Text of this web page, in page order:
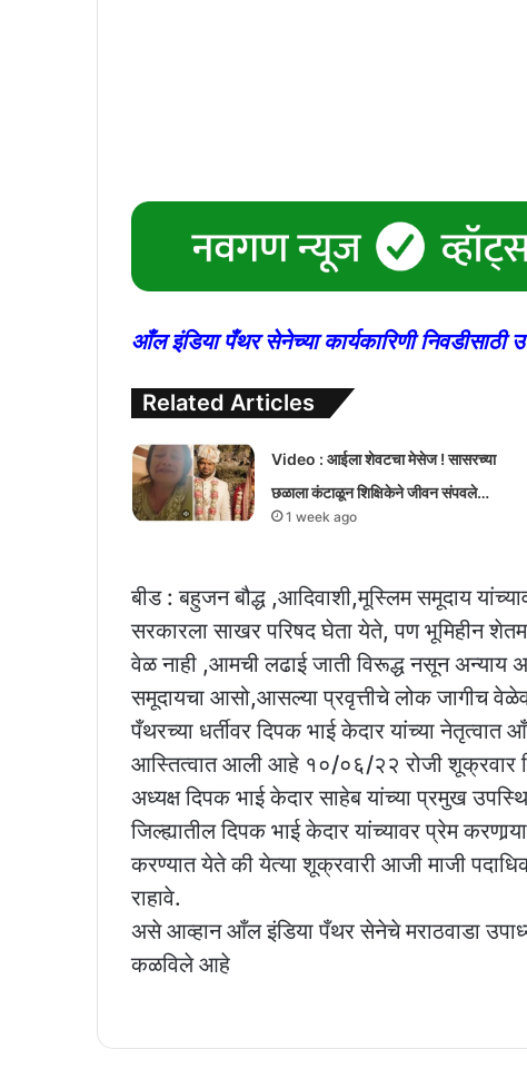
आँल इंडिया पँथर सेनेच्या कार्यकारिणी
Related Articles
Video : आईला शेवटचा मेसेज ! सासरच्या
छळाला कंटाळून शिक्षिकेने जीवन संपवले…
1 week ago
बीड : बहुजन बौद्ध ,आदिवाशी,मूस्लिम समूदाय
सरकारला साखर परिषद घेता येते, पण भूमिहीन
वेळ नाही ,आमची लढाई जाती विरूद्ध नसून अन्याय
समूदायचा आसो,आसल्या प्रवृत्तीचे लोक जागीच
पँथरच्या धर्तीवर दिपक भाई केदार यांच्या
आस्तित्वात आली आहे १०/०६/२२ रोजी शूक्रवार
अध्यक्ष दिपक भाई केदार साहेब यांच्या प्रमुख
जिल्ह्यातील दिपक भाई केदार यांच्यावर प्रेम
करण्यात येते की येत्या शूक्रवारी आजी माजी
राहावे.
असे आव्हान आँल इंडिया पँथर सेनेचे मराठवाडा
कळविले आहे